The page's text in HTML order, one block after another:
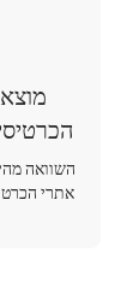
השוואה
אתרי